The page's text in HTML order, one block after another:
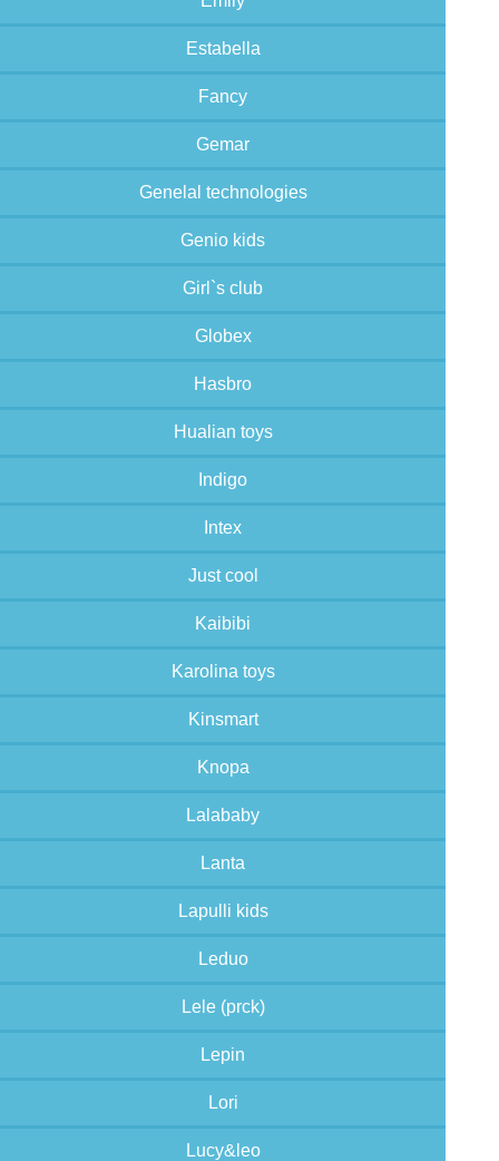
Estabella
Fancy
Gemar
Genelal technologies
Genio kids
Girl`s club
Globex
Hasbro
Hualian toys
Indigo
Intex
Just cool
Kaibibi
Karolina toys
Kinsmart
Knopa
Lalababy
Lanta
Lapulli kids
Leduo
Lele (prck)
Lepin
Lori
Lucy&leo